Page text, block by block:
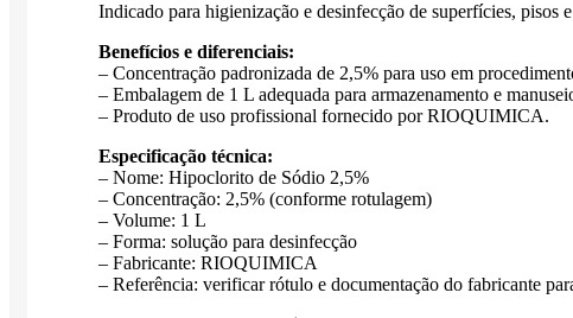
Indicado para higienização e desinfecção de superfícies, pisos
Benefícios e diferenciais:
– Concentração padronizada de 2,5% para uso em
– Embalagem de 1 L adequada para armazenamento e
– Produto de uso profissional fornecido por RIOQUIMICA.
Especificação técnica:
– Nome: Hipoclorito de Sódio 2,5%
– Concentração: 2,5% (conforme rotulagem)
– Volume: 1 L
– Forma: solução para desinfecção
– Fabricante: RIOQUIMICA
– Referência: verificar rótulo e documentação do fabricante